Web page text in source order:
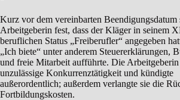
Kurz vor dem vereinbarten Beendigungsdatum
Arbeitgeberin fest, dass der Kläger in seinem
beruflichen Status „Freiberufler“ angegeben
„Ich biete“ unter anderem Steuererklärungen,
und freie Mitarbeit aufführte. Die Arbeitgeberin
unzulässige Konkurrenztätigkeit und kündigte
außerordentlich; außerdem verlangte sie die
Fortbildungskosten.